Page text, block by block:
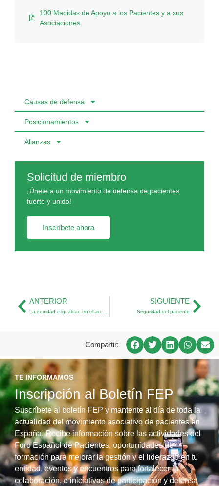
Causas de defensa
Posicionamientos
Alianzas
Solicitud de miembro
¡Únete a un movimiento de defensa de pacientes
fuerte y unido!
Inscríbete ahora
100 Medidas de Apoyo a los Pacientes y a sus
Asociaciones
ANTERIOR
La equidad e igualdad en el acceso a la innovación y a las prestaciones y servicios del Sistema Sanitario
SIGUIENTE
Seguridad del paciente
Compartir:
TE INFORMAMOS
Inscripción al Boletín FEP
Suscríbete al boletín FEP y mantente al día de toda la
actualidad del movimiento asociativo de pacientes en
España. Recibe información sobre las actividades del
Foro Español de Pacientes, oportunidades de
formación para mejorar la gestión y el liderazgo en tu
entidad, eventos y encuentros para fortalecer la
colaboración, e iniciativas de participación y defensa